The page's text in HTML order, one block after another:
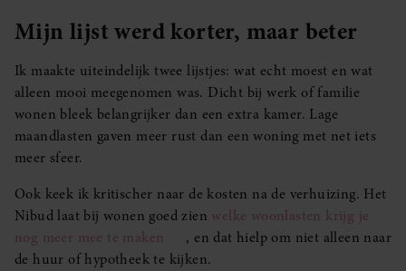
Mijn lijst werd korter, maar beter
Ik maakte uiteindelijk twee lijstjes: wat echt moest en wat
alleen mooi meegenomen was. Dicht bij werk of familie
wonen bleek belangrijker dan een extra kamer. Lage
maandlasten gaven meer rust dan een woning met net iets
meer sfeer.
Ook keek ik kritischer naar de kosten na de verhuizing. Het
Nibud laat bij wonen goed zien welke woonlasten krijg je
nog meer mee te maken
, en dat hielp om niet alleen naar
de huur of hypotheek te kijken.